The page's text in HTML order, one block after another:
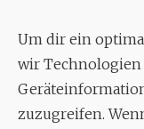
Um dir ein
wir Technologien
zuzugreifen.